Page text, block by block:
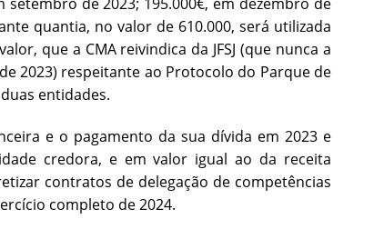
quantia, no valor de 610.000, será utilizada
que a CMA reivindica da JFSJ (que nunca a
2023) respeitante ao Protocolo do Parque de
entidades.
e o pagamento da sua dívida em 2023 e
credora, e em valor igual ao da receita
contratos de delegação de competências
completo de 2024.